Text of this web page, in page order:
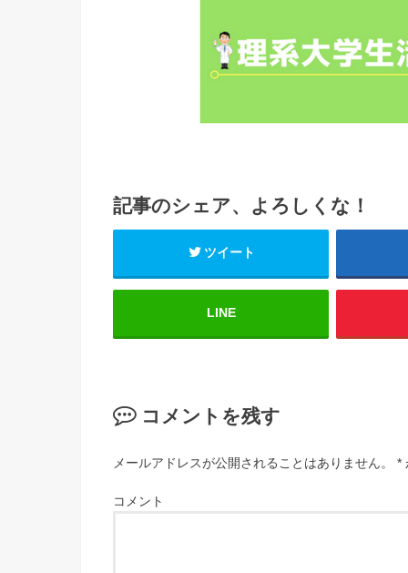
記事のシェア、よろしくな！
ツイート
LINE
コメントを残す
メールアドレスが公開されることはありません。 *
コメント